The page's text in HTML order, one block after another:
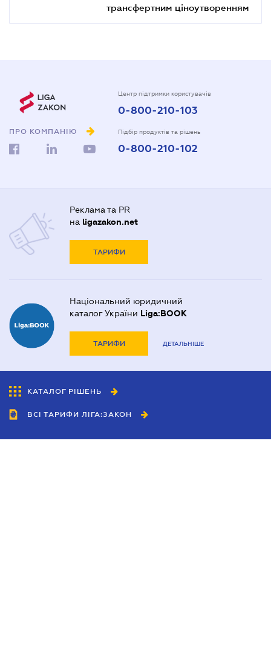
трансфертним ціноутворенням
ПРО КОМПАНІЮ
Центр підтримки користувачів
0-800-210-103
Підбір продуктів та рішень
0-800-210-102
Реклама та PR
на ligazakon.net
ТАРИФИ
Національний юридичний
каталог України Liga:BOOK
ТАРИФИ ДЕТАЛЬНІШЕ
КАТАЛОГ РІШЕНЬ
ВСІ ТАРИФИ ЛІГА:ЗАКОН